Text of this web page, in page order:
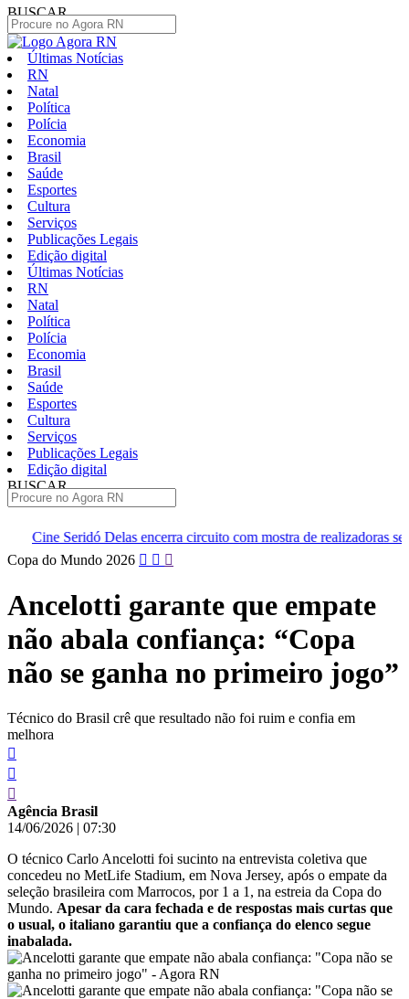
BUSCAR
Últimas Notícias
RN
Natal
Política
Polícia
Economia
Brasil
Saúde
Esportes
Cultura
Serviços
Publicações Legais
Edição digital
Últimas Notícias
RN
Natal
Política
Polícia
Economia
Brasil
Saúde
Esportes
Cultura
Serviços
Publicações Legais
Edição digital
BUSCAR
encerra circuito com mostra de realizadoras seridoenses em
Pular
para
conteúdo
Copa do Mundo 2026
Ancelotti garante que empate
não abala confiança: “Copa
não se ganha no primeiro jogo”
Técnico do Brasil crê que resultado não foi ruim e confia em
melhora
Agência Brasil
14/06/2026 | 07:30
O técnico Carlo Ancelotti foi sucinto na entrevista coletiva que
concedeu no MetLife Stadium, em Nova Jersey, após o empate da
seleção brasileira com Marrocos, por 1 a 1, na estreia da Copa do
Mundo. Apesar da cara fechada e de respostas mais curtas que
o usual, o italiano garantiu que a confiança do elenco segue
inabalada.